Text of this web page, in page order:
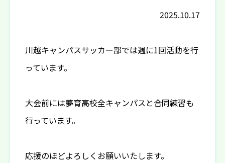
2025.10.17
川越キャンパスサッカー部では週に1回活動を行
っています。
大会前には夢育高校全キャンパスと合同練習も
行っています。
応援のほどよろしくお願いいたします。